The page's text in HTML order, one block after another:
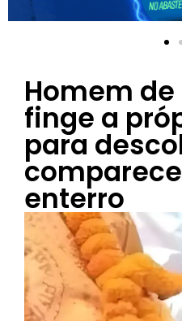
Homem de
finge a
para
enterro